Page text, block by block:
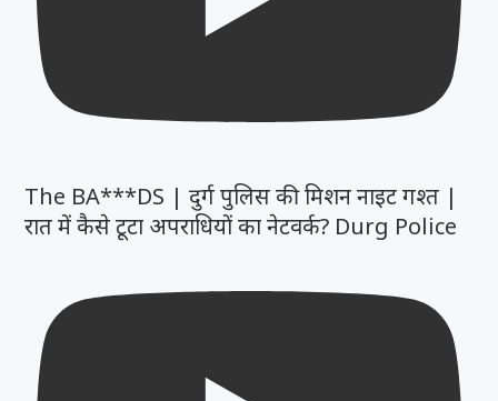
The BA***DS | दुर्ग पुलिस की मिशन नाइट गश्त |
रात में कैसे टूटा अपराधियों का नेटवर्क? Durg Police